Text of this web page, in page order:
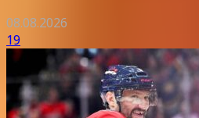
08.08.2026
19